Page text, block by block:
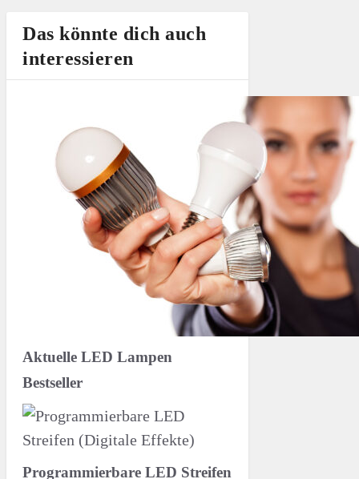
Das könnte dich auch
interessieren
Aktuelle LED Lampen
Bestseller
Programmierbare LED Streifen